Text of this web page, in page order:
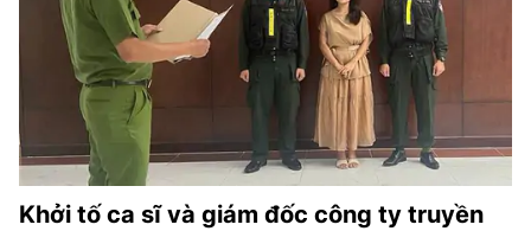
Khởi tố ca sĩ và giám đốc công ty truyền